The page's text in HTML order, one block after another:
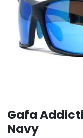
Gafa
Navy